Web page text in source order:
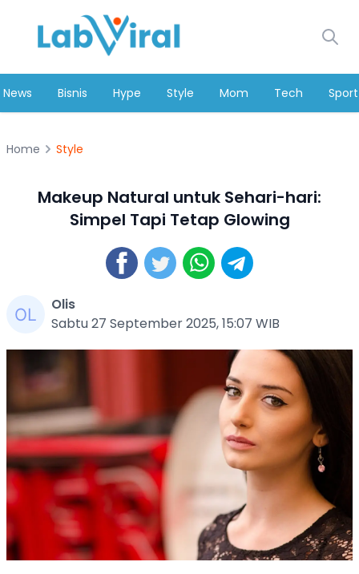
News Bisnis Hype Style Mom Tech Sport
Home Style
Makeup Natural untuk Sehari-hari:
Simpel Tapi Tetap Glowing
Olis
Sabtu 27 September 2025, 15:07 WIB